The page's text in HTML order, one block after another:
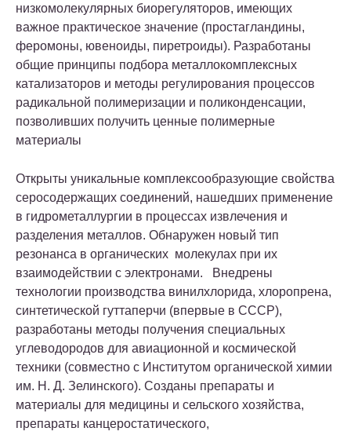
низкомолекулярных биорегуляторов, имеющих
важное практическое значение (простагландины,
феромоны, ювеноиды, пиретроиды). Разработаны
общие принципы подбора металлокомплексных
катализаторов и методы регулирования процессов
радикальной полимеризации и поликонденсации,
позволивших получить ценные полимерные
материалы
Открыты уникальные комплексообразующие свойства
серосодержащих соединений, нашедших применение
в гидрометаллургии в процессах извлечения и
разделения металлов. Обнаружен новый тип
резонанса в органических молекулах при их
взаимодействии с электронами. Внедрены
технологии производства винилхлорида, хлоропрена,
синтетической гуттаперчи (впервые в СССР),
разработаны методы получения специальных
углеводородов для авиационной и космической
техники (совместно с Институтом органической химии
им. Н. Д. Зелинского). Созданы препараты и
материалы для медицины и сельского хозяйства,
препараты канцеростатического,